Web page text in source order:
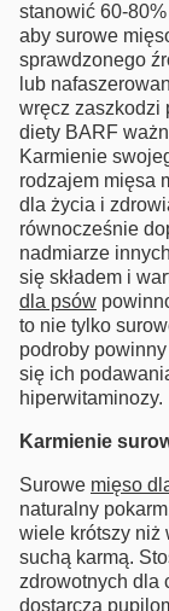
stanowić 60-
aby surowe
sprawdzonego
lub
wręcz zaszkodzi
diety BARF
Karmienie
rodzajem mięsa
dla życia i
równocześnie
nadmiarze
się składem i
dla psów
to nie tylko
podroby
się ich
hiperwitaminozy.
Karmienie
Surowe mięso
naturalny
wiele krótszy niż
suchą karmą.
zdrowotnych dla
dostarcza